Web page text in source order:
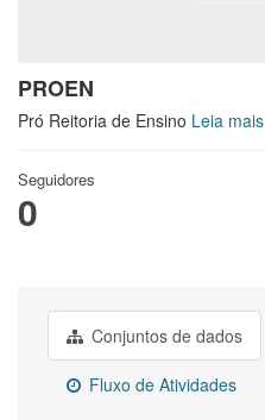
PROEN
Pró Reitoria de Ensino Leia mais
Seguidores
0
Conjuntos de dados
Fluxo de Atividades